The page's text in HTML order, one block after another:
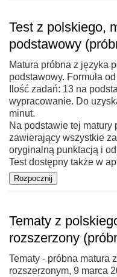
Test z polskiego,
podstawowy
Matura próbna z języka
podstawowy. Formuła
Ilość zadań: 13 na
wypracowanie. Do
minut.
Na podstawie tej matury
zawierający wszystkie
oryginalną punktacją i
Test dostępny także w
Tematy z
rozszerzony
Tematy - próbna matura
rozszerzonym, 9 marca